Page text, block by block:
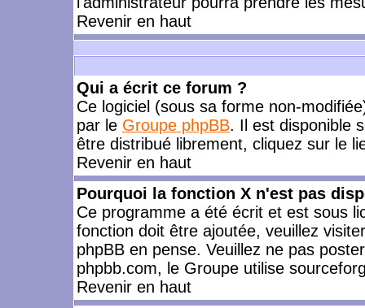
Revenir en haut
Qui a écrit ce forum ?
Ce logiciel (sous sa forme non-
par le Groupe phpBB. Il est disponible
être distribué librement, cliquez sur le
Revenir en haut
Pourquoi la fonction X n'est pas
Ce programme a été écrit et est sous
fonction doit être ajoutée, veuillez
phpBB en pense. Veuillez ne pas
phpbb.com, le Groupe utilise
Revenir en haut